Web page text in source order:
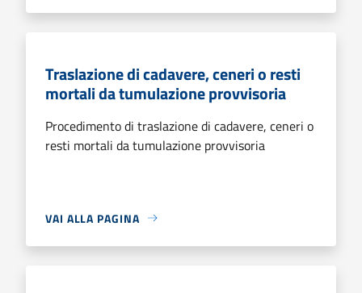
Traslazione di cadavere, ceneri o resti
mortali da tumulazione provvisoria
Procedimento di traslazione di cadavere, ceneri o
resti mortali da tumulazione provvisoria
VAI ALLA PAGINA